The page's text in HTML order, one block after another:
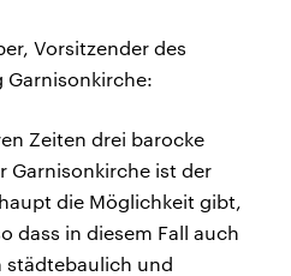
Vorsitzender des
Zeiten drei barocke
Garnisonkirche ist der
die Möglichkeit gibt,
dass in diesem Fall auch
städtebaulich und